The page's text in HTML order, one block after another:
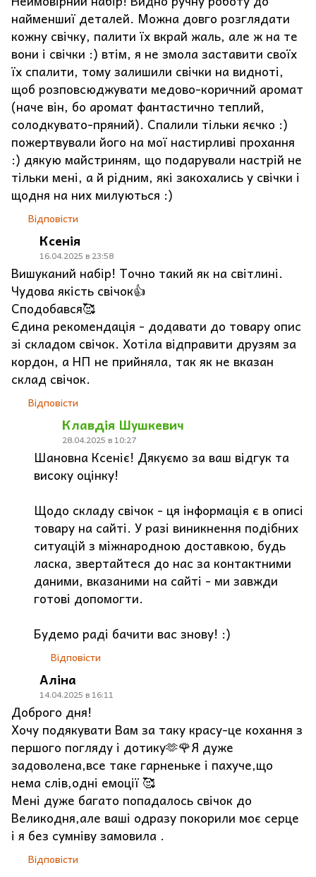
найменшиї деталей. Можна довго розглядати
кожну свічку, палити їх вкрай жаль, але ж на те
вони і свічки :) втім, я не змола заставити своїх
їх спалити, тому залишили свічки на видноті,
щоб розповсюджувати медово-коричний аромат
(наче він, бо аромат фантастично теплий,
солодкувато-пряний). Спалили тільки яєчко :)
пожертвували його на мої настирливі прохання
:) дякую майстриням, що подарували настрій не
тільки мені, а й рідним, які закохались у свічки і
щодня на них милуються :)
Відповісти
Ксенія
16.04.2025 в 23:58
Вишуканий набір! Точно такий як на світлині.
Чудова якість свічок👍
Сподобався🥰
Єдина рекомендація - додавати до товару опис
зі складом свічок. Хотіла відправити друзям за
кордон, а НП не прийняла, так як не вказан
склад свічок.
Відповісти
Клавдія Шушкевич
28.04.2025 в 10:27
Шановна Ксеніє! Дякуємо за ваш відгук та
високу оцінку!
Щодо складу свічок - ця інформація є в описі
товару на сайті. У разі виникнення подібних
ситуацій з міжнародною доставкою, будь
ласка, звертайтеся до нас за контактними
даними, вказаними на сайті - ми завжди
готові допомогти.
Будемо раді бачити вас знову! :)
Відповісти
Аліна
14.04.2025 в 16:11
Доброго дня!
Хочу подякувати Вам за таку красу-це кохання з
першого погляду і дотику🫶🌹Я дуже
задоволена,все таке гарненьке і пахуче,що
нема слів,одні емоції 🥰
Мені дуже багато попадалось свічок до
Великодня,але ваші одразу покорили моє серце
і я без сумніву замовила .
Відповісти